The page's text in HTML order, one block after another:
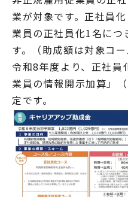
業が対象です。正社員
業員の正社員化1名に
す。（助成額は対象コ
令和8年度より、正社員
業員の情報開示加算」
定です。